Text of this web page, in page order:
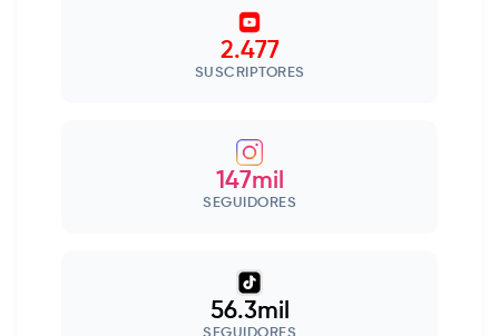
2.477
SUSCRIPTORES
147mil
SEGUIDORES
56.3mil